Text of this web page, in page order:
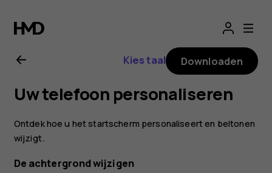
voor
Nokia
8
Sirocco
Kies taal Downloaden
Uw telefoon personaliseren
Ontdek hoe u het startscherm personaliseert en beltonen
wijzigt.
De achtergrond wijzigen